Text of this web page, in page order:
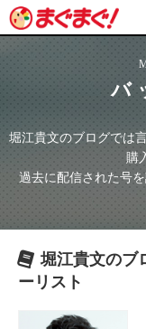
バ
堀江貴文のブログでは
購
過去に配信された号
堀江貴文のブ
ーリスト